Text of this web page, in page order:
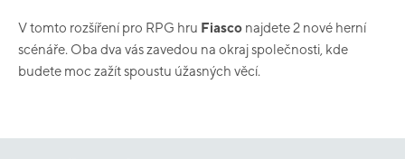
V tomto rozšíření pro RPG hru Fiasco najdete 2 nové herní
scénáře. Oba dva vás zavedou na okraj společnosti, kde
budete moc zažít spoustu úžasných věcí.